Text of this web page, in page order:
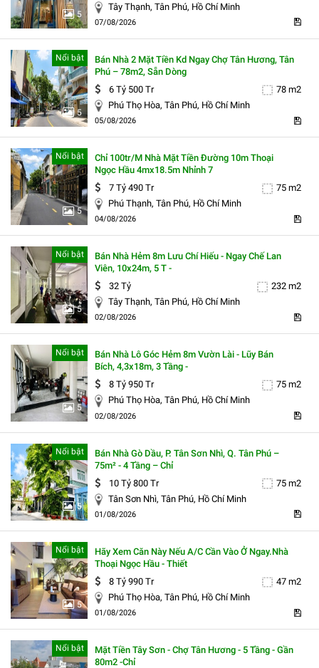
5
Tây Thạnh, Tân Phú, Hồ Chí Minh
07/08/2026
5
Nổi bật
Bán Nhà 2 Mặt Tiền Kd Ngay Chợ Tân Hương, Tân
Phú – 78m2, Sẵn Dòng
6 Tỷ 500 Tr
78 m2
Phú Thọ Hòa, Tân Phú, Hồ Chí Minh
05/08/2026
5
Nổi bật
Chỉ 100tr/m Nhà Mặt Tiền Đường 10m Thoại
Ngọc Hầu 4mx18.5m Nhỉnh 7
7 Tỷ 490 Tr
75 m2
Phú Thạnh, Tân Phú, Hồ Chí Minh
04/08/2026
5
Nổi bật
Bán Nhà Hẻm 8m Lưu Chí Hiếu - Ngay Chế Lan
Viên, 10x24m, 5 T -
32 Tỷ
232 m2
Tây Thạnh, Tân Phú, Hồ Chí Minh
02/08/2026
5
Nổi bật
Bán Nhà Lô Góc Hẻm 8m Vườn Lài - Lũy Bán
Bích, 4,3x18m, 3 Tầng -
8 Tỷ 950 Tr
75 m2
Phú Thọ Hòa, Tân Phú, Hồ Chí Minh
02/08/2026
5
Nổi bật
Bán Nhà Gò Dầu, P. Tân Sơn Nhì, Q. Tân Phú –
75m² - 4 Tầng – Chỉ
10 Tỷ 800 Tr
75 m2
Tân Sơn Nhì, Tân Phú, Hồ Chí Minh
01/08/2026
5
Nổi bật
Hãy Xem Căn Này Nếu A/c Cần Vào Ở Ngay.nhà
Thoại Ngọc Hầu - Thiết
8 Tỷ 990 Tr
47 m2
Phú Thọ Hòa, Tân Phú, Hồ Chí Minh
01/08/2026
Nổi bật
Mặt Tiền Tây Sơn - Chợ Tân Hương - 5 Tầng - Gần
80m2 -chỉ